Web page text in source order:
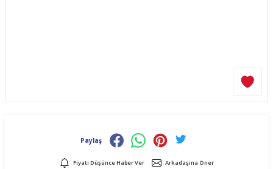
Paylaş
Fiyatı Düşünce Haber Ver Arkadaşına Öner